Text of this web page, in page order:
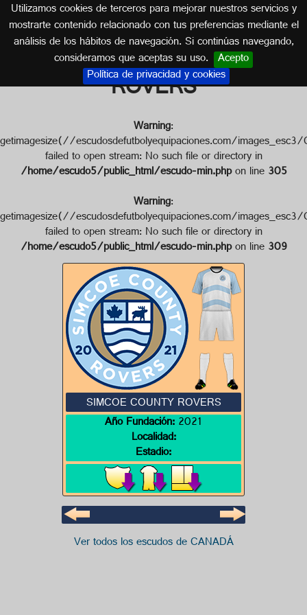
Utilizamos cookies de terceros para mejorar nuestros servicios y
mostrarte contenido relacionado con tus preferencias mediante el
análisis de los hábitos de navegación. Si continúas navegando,
consideramos que aceptas su uso. Acepto
Política de privacidad y cookies
Escudo de SIMCOE COUNTY
ROVERS
CANADÁ
Warning:
getimagesize(//escudosdefutbolyequipaciones.com/
failed to open stream: No such file or directory in
/home/escudo5/public_html/escudo-min.phpon line305
Warning:
getimagesize(//escudosdefutbolyequipaciones.com/
failed to open stream: No such file or directory in
/home/escudo5/public_html/escudo-min.phpon line309
SIMCOE COUNTY ROVERS
Año Fundación:2021
Localidad:
Estadio:
Ver todos los escudos de CANADÁ